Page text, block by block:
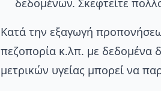
δεδομένων. Σκεφτείτε
Κατά την εξαγωγή
πεζοπορία κ.λπ. με δεδομένα
μετρικών υγείας μπορεί να